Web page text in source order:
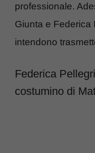
professionale.
Giunta e Federica
intendono
Federica
costumino di